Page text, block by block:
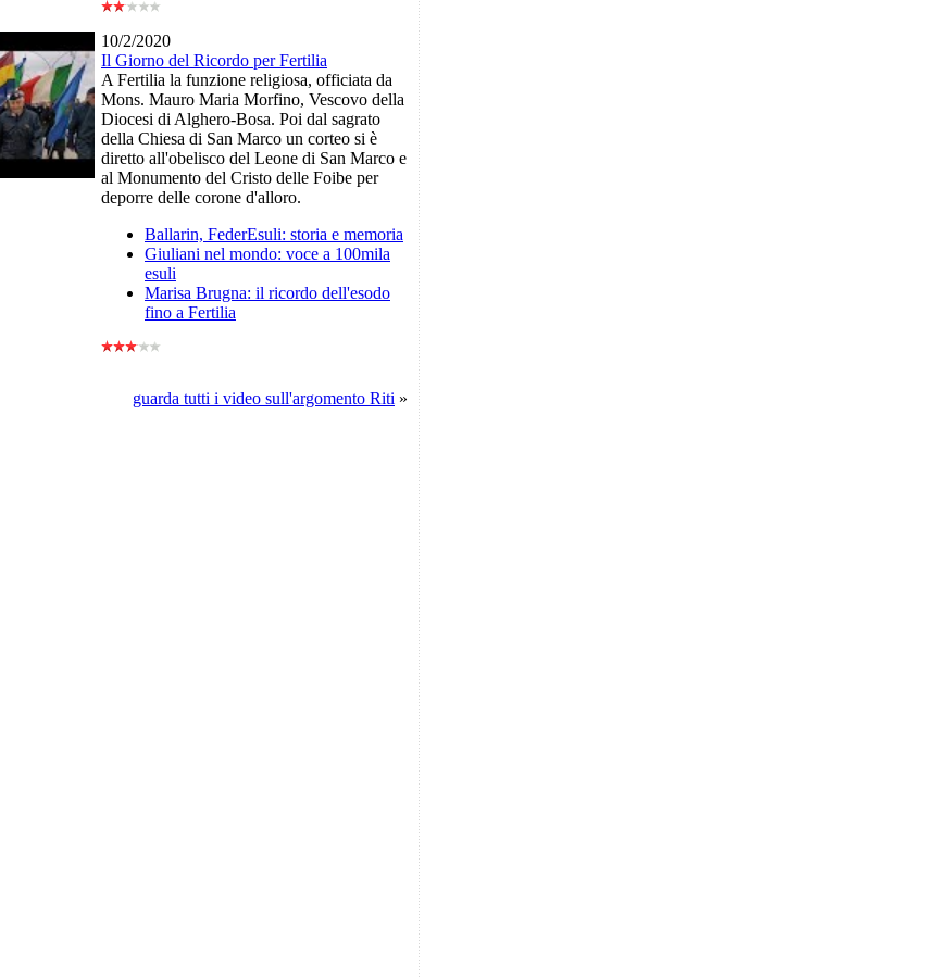
10/2/2020
Il Giorno del Ricordo per Fertilia
A Fertilia la funzione religiosa, officiata da
Mons. Mauro Maria Morfino, Vescovo della
Diocesi di Alghero-Bosa. Poi dal sagrato
della Chiesa di San Marco un corteo si è
diretto all'obelisco del Leone di San Marco e
al Monumento del Cristo delle Foibe per
deporre delle corone d'alloro.
Ballarin, FederEsuli: storia e memoria
Giuliani nel mondo: voce a 100mila
esuli
Marisa Brugna: il ricordo dell'esodo
fino a Fertilia
guarda tutti i video sull'argomento Riti »